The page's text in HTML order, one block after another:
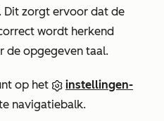
Dit zorgt ervoor dat de
wordt herkend
de opgegeven taal.
op het
instellingen-
navigatiebalk.